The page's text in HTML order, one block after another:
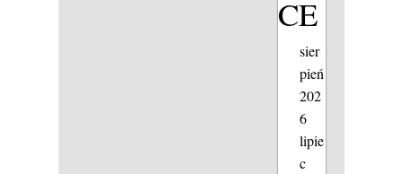
CE
sier
pień
202
6
lipie
c